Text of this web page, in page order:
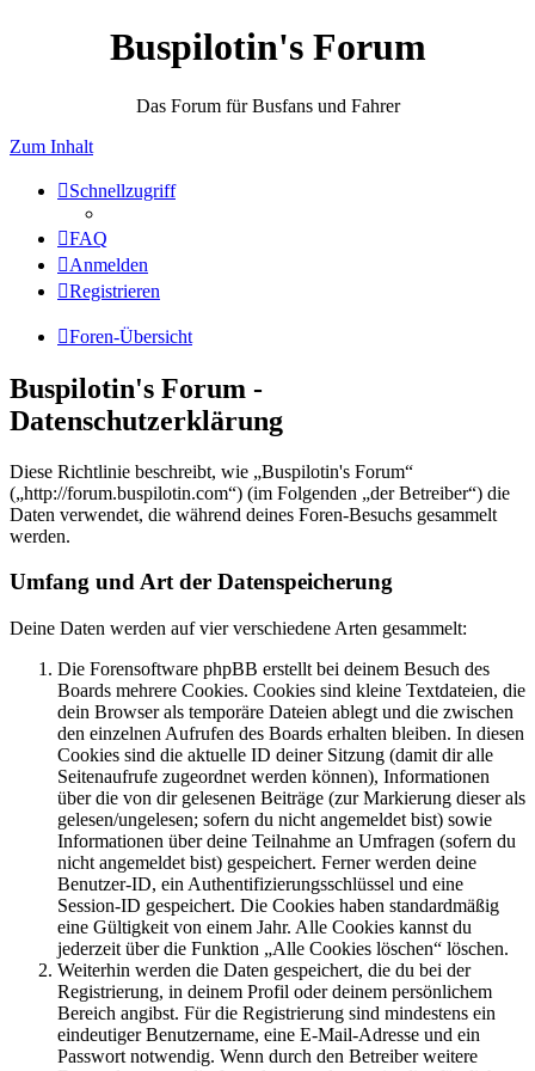
Buspilotin's Forum
Das Forum für Busfans und Fahrer
Zum Inhalt
Schnellzugriff
FAQ
Anmelden
Registrieren
Foren-Übersicht
Buspilotin's Forum -
Datenschutzerklärung
Diese Richtlinie beschreibt, wie „Buspilotin's Forum“
(„http://forum.buspilotin.com“) (im Folgenden „der Betreiber“) die
Daten verwendet, die während deines Foren-Besuchs gesammelt
werden.
Umfang und Art der Datenspeicherung
Deine Daten werden auf vier verschiedene Arten gesammelt:
Die Forensoftware phpBB erstellt bei deinem Besuch des
Boards mehrere Cookies. Cookies sind kleine Textdateien, die
dein Browser als temporäre Dateien ablegt und die zwischen
den einzelnen Aufrufen des Boards erhalten bleiben. In diesen
Cookies sind die aktuelle ID deiner Sitzung (damit dir alle
Seitenaufrufe zugeordnet werden können), Informationen
über die von dir gelesenen Beiträge (zur Markierung dieser als
gelesen/ungelesen; sofern du nicht angemeldet bist) sowie
Informationen über deine Teilnahme an Umfragen (sofern du
nicht angemeldet bist) gespeichert. Ferner werden deine
Benutzer-ID, ein Authentifizierungsschlüssel und eine
Session-ID gespeichert. Die Cookies haben standardmäßig
eine Gültigkeit von einem Jahr. Alle Cookies kannst du
jederzeit über die Funktion „Alle Cookies löschen“ löschen.
Weiterhin werden die Daten gespeichert, die du bei der
Registrierung, in deinem Profil oder deinem persönlichem
Bereich angibst. Für die Registrierung sind mindestens ein
eindeutiger Benutzername, eine E-Mail-Adresse und ein
Passwort notwendig. Wenn durch den Betreiber weitere